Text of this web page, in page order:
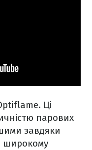
Ці
парових
завдяки
широкому